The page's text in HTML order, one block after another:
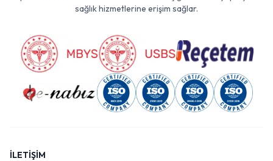
sağlık hizmetlerine erişim sağlar.
İLETİŞİM